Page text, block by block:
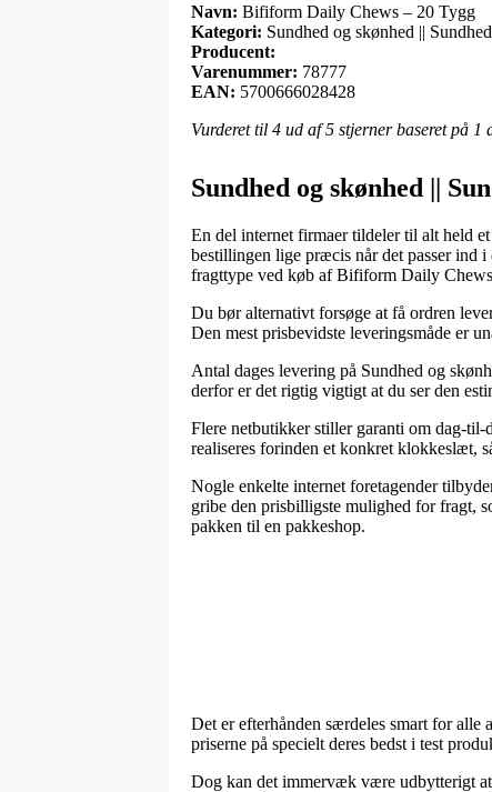
Navn: Bifiform Daily Chews – 20 Tygg
Kategori: Sundhed og skønhed ||
Producent:
Varenummer: 78777
EAN: 5700666028428
Vurderet til 4 ud af 5 stjerner baseret på 1
Sundhed og skønhed ||
En del internet firmaer tildeler til alt held
bestillingen lige præcis når det passer ind
fragttype ved køb af Bifiform Daily
Du bør alternativt forsøge at få ordren
Den mest prisbevidste leveringsmåde er
Antal dages levering på Sundhed og
derfor er det rigtig vigtigt at du ser den
Flere netbutikker stiller garanti om dag-
realiseres forinden et konkret klokkeslæt,
Nogle enkelte internet foretagender
gribe den prisbilligste mulighed for fragt,
pakken til en pakkeshop.
Det er efterhånden særdeles smart for
priserne på specielt deres bedst i test
Dog kan det immervæk være udbytterigt